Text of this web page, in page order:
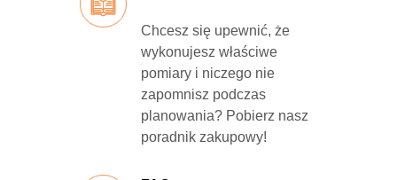
Chcesz się upewnić, że
wykonujesz właściwe
pomiary i niczego nie
zapomnisz podczas
planowania? Pobierz nasz
poradnik zakupowy!